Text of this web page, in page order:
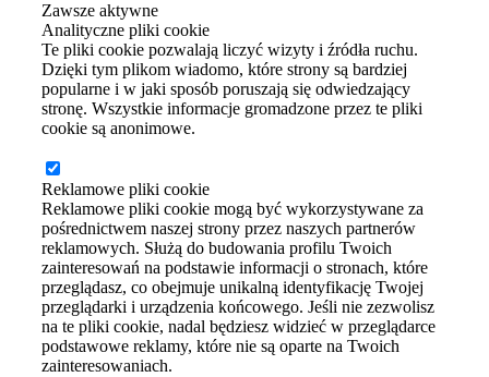
Zawsze aktywne
Analityczne pliki cookie
Te pliki cookie pozwalają liczyć wizyty i źródła ruchu.
Dzięki tym plikom wiadomo, które strony są bardziej
popularne i w jaki sposób poruszają się odwiedzający
stronę. Wszystkie informacje gromadzone przez te pliki
cookie są anonimowe.
Reklamowe pliki cookie
Reklamowe pliki cookie mogą być wykorzystywane za
pośrednictwem naszej strony przez naszych partnerów
reklamowych. Służą do budowania profilu Twoich
zainteresowań na podstawie informacji o stronach, które
przeglądasz, co obejmuje unikalną identyfikację Twojej
przeglądarki i urządzenia końcowego. Jeśli nie zezwolisz
na te pliki cookie, nadal będziesz widzieć w przeglądarce
podstawowe reklamy, które nie są oparte na Twoich
zainteresowaniach.